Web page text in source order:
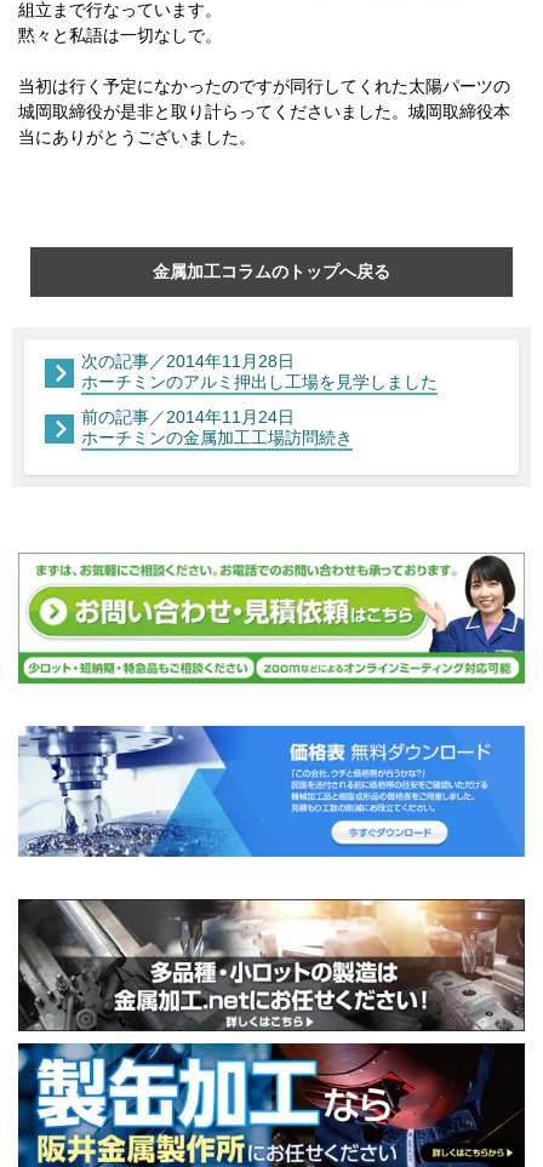
組立まで行なっています。
黙々と私語は一切なしで。
当初は行く予定になかったのですが同行してくれた太陽パーツの
城岡取締役が是非と取り計らってくださいました。 城岡取締役本
当にありがとうございました。
金属加工コラムのトップへ戻る
次の記事／2014年11月28日
ホーチミンのアルミ押出し工場を見学しました
前の記事／2014年11月24日
ホーチミンの金属加工工場訪問続き